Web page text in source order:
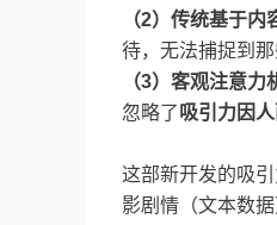
（2）传统基于内
待，无法捕捉到那
（3）客观注意力
忽略了吸引力因
这部新开发的吸
影剧情（文本数